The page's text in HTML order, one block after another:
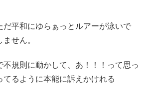
だ平和にゆらぁっとルアーが泳いで
せん。
不規則に動かして、あ！！！って思っ
てるように本能に訴えかけれる